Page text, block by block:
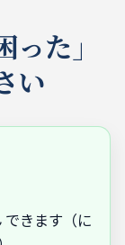
た」
い
きます（に